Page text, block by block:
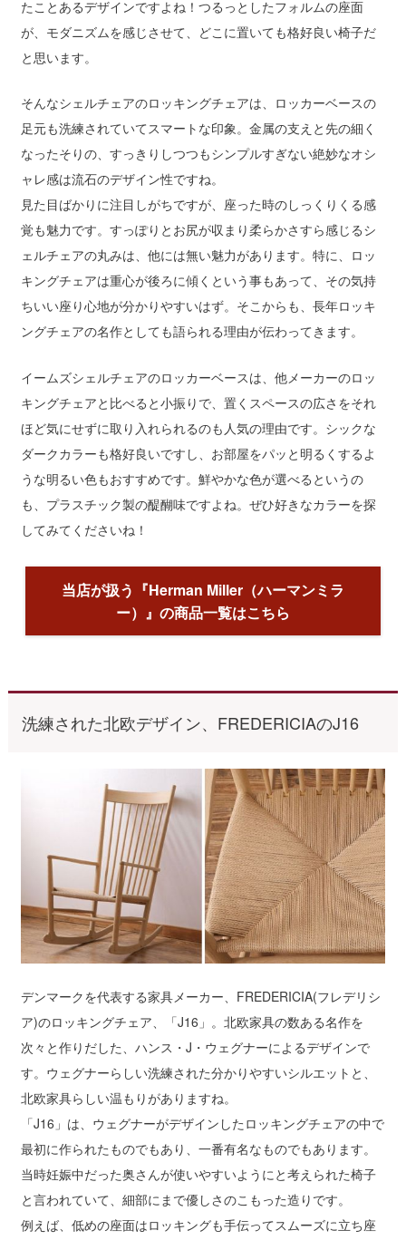
たことあるデザインですよね！つるっとしたフォルムの座面
が、モダニズムを感じさせて、どこに置いても格好良い椅子だ
と思います。
そんなシェルチェアのロッキングチェアは、ロッカーベースの
足元も洗練されていてスマートな印象。金属の支えと先の細く
なったそりの、すっきりしつつもシンプルすぎない絶妙なオシ
ャレ感は流石のデザイン性ですね。
見た目ばかりに注目しがちですが、座った時のしっくりくる感
覚も魅力です。すっぽりとお尻が収まり柔らかさすら感じるシ
ェルチェアの丸みは、他には無い魅力があります。特に、ロッ
キングチェアは重心が後ろに傾くという事もあって、その気持
ちいい座り心地が分かりやすいはず。そこからも、長年ロッキ
ングチェアの名作としても語られる理由が伝わってきます。
イームズシェルチェアのロッカーベースは、他メーカーのロッ
キングチェアと比べると小振りで、置くスペースの広さをそれ
ほど気にせずに取り入れられるのも人気の理由です。シックな
ダークカラーも格好良いですし、お部屋をパッと明るくするよ
うな明るい色もおすすめです。鮮やかな色が選べるというの
も、プラスチック製の醍醐味ですよね。ぜひ好きなカラーを探
してみてくださいね！
当店が扱う『Herman Miller（ハーマンミラ
ー）』の商品一覧はこちら
洗練された北欧デザイン、FREDERICIAのJ16
デンマークを代表する家具メーカー、FREDERICIA(フレデリシ
ア)のロッキングチェア、「J16」。北欧家具の数ある名作を
次々と作りだした、ハンス・J・ウェグナーによるデザインで
す。ウェグナーらしい洗練された分かりやすいシルエットと、
北欧家具らしい温もりがありますね。
「J16」は、ウェグナーがデザインしたロッキングチェアの中で
最初に作られたものでもあり、一番有名なものでもあります。
当時妊娠中だった奥さんが使いやすいようにと考えられた椅子
と言われていて、細部にまで優しさのこもった造りです。
例えば、低めの座面はロッキングも手伝ってスムーズに立ち座